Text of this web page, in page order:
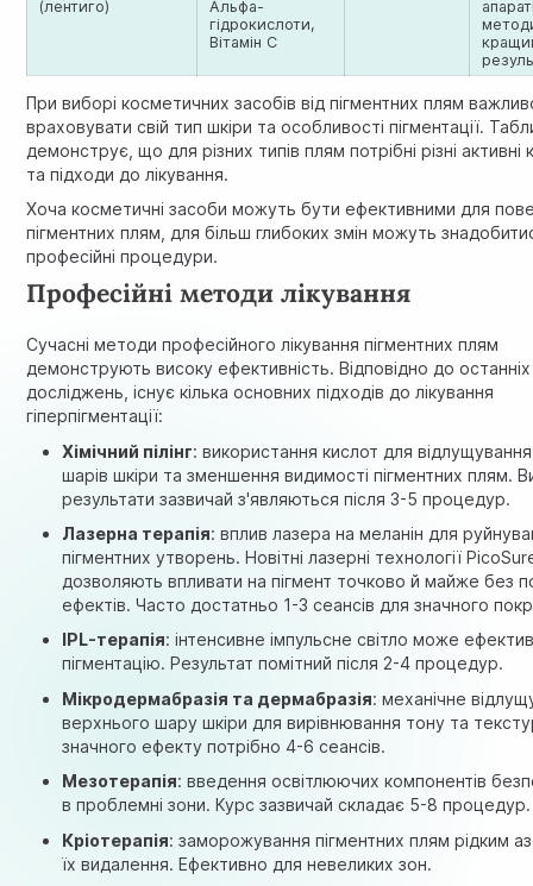
(лентиго)
Альфа-
гідрокислоти,
Вітамін С
При виборі косметичних засобів від пігментних плям
враховувати свій тип шкіри та особливості пігментації.
демонструє, що для різних типів плям потрібні різні
та підходи до лікування.
Хоча косметичні засоби можуть бути ефективними для
пігментних плям, для більш глибоких змін можуть
професійні процедури.
Професійні методи лікування
Сучасні методи професійного лікування пігментних плям
демонструють високу ефективність.Відповідно до останніх
досліджень , існує кілька основних підходів до лікування
гіперпігментації:
Хімічний пілінг: використання кислот для
шарів шкіри та зменшення видимості пігментних плям.
результати зазвичай з'являються після 3-5 процедур.
Лазерна терапія: вплив лазера на меланін для
пігментних утворень. Новітні лазерні технології
дозволяють впливати на пігмент точково й майже без
ефектів. Часто достатньо 1-3 сеансів для значного
IPL-терапія: інтенсивне імпульсне світло може
пігментацію. Результат помітний після 2-4 процедур.
Мікродермабразія та дермабразія: механічне
верхнього шару шкіри для вирівнювання тону та
значного ефекту потрібно 4-6 сеансів.
Мезотерапія: введення освітлюючих компонентів
в проблемні зони. Курс зазвичай складає 5-8 процедур.
Кріотерапія: заморожування пігментних плям рідким
їх видалення. Ефективно для невеликих зон.